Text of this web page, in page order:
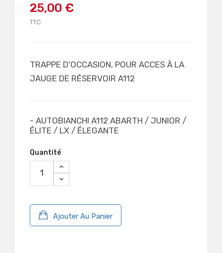
25,00 €
TTC
TRAPPE D'OCCASION, POUR ACCES À LA
JAUGE DE RÉSERVOIR A112
- AUTOBIANCHI A112 ABARTH / JUNIOR /
ÉLITE / LX / ÉLEGANTE
Quantité
Ajouter Au Panier